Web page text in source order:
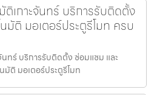
ติเกาะจันทร์ บริการรับติดตั้ง
มัติ มอเตอร์ประตูรีโมท ครบ
นทร์ บริการรับติดตั้ง ซ่อมแซม และ
มัติ มอเตอร์ประตูรีโมท